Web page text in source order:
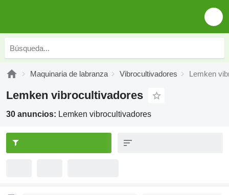
Maquinaria de labranza Vibrocultivadores Lemken
Lemken vibrocultivadores
30 anuncios: Lemken vibrocultivadores